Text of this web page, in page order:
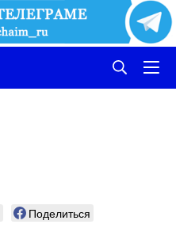
Поделиться